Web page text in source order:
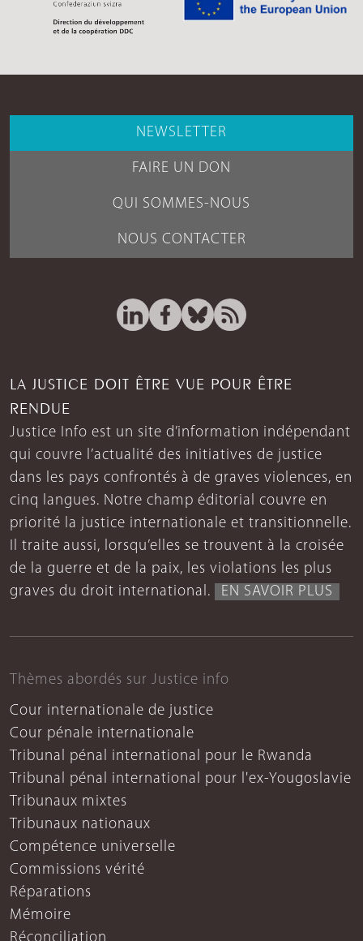
NEWSLETTER
FAIRE UN DON
QUI SOMMES-NOUS
NOUS CONTACTER
LA JUSTICE DOIT ÊTRE VUE POUR ÊTRE
RENDUE
Justice Info est un site d’information indépendant
qui couvre l’actualité des initiatives de justice
dans les pays confrontés à de graves violences, en
cinq langues. Notre champ éditorial couvre en
priorité la justice internationale et transitionnelle.
Il traite aussi, lorsqu’elles se trouvent à la croisée
de la guerre et de la paix, les violations les plus
graves du droit international.
EN SAVOIR PLUS
Thèmes abordés sur Justice info
Cour internationale de justice
Cour pénale internationale
Tribunal pénal international pour le Rwanda
Tribunal pénal international pour l'ex-Yougoslavie
Tribunaux mixtes
Tribunaux nationaux
Compétence universelle
Commissions vérité
Réparations
Mémoire